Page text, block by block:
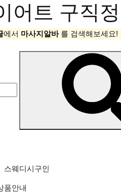
어트 구직
에서 마사지알바 를 검색해보세요!
스웨디시구인
품안내